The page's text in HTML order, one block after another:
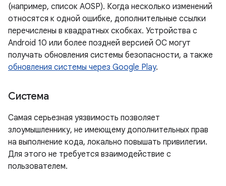
(например, список AOSP). Когда несколько изменений
относятся к одной ошибке, дополнительные ссылки
перечислены в квадратных скобках. Устройства с
Android 10 или более поздней версией ОС могут
получать обновления системы безопасности, а также
обновления системы через Google Play.
Система
Самая серьезная уязвимость позволяет
злоумышленнику, не имеющему дополнительных прав
на выполнение кода, локально повышать привилегии.
Для этого не требуется взаимодействие с
пользователем.